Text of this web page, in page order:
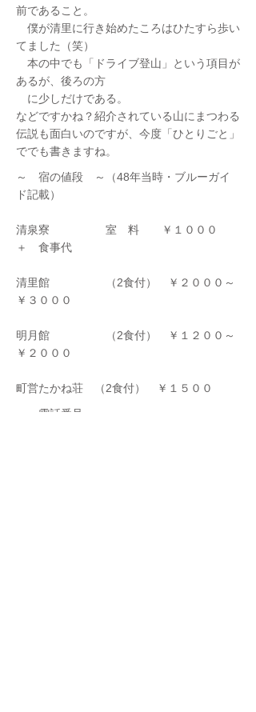
前であること。
僕が清里に行き始めたころはひたすら歩い
てました（笑）
本の中でも「ドライブ登山」という項目が
あるが、後ろの方
に少しだけである。
などですかね？紹介されている山にまつわる
伝説も面白いのですが、今度「ひとりごと」
ででも書きますね。
～ 宿の値段 ～（48年当時・ブルーガイ
ド記載）
清泉寮 室 料 ￥１０００
＋ 食事代
清里館 （2食付） ￥２０００～
￥３０００
明月館 （2食付） ￥１２００～
￥２０００
町営たかね荘 （2食付） ￥１５００
～ 電話番号 ～